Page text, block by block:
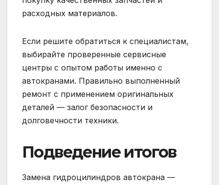
расходных материалов.
Если решите обратиться к специалистам,
выбирайте проверенные сервисные
центры с опытом работы именно с
автокранами. Правильно выполненный
ремонт с применением оригинальных
деталей — залог безопасности и
долговечности техники.
Подведение итогов
Замена гидроцилиндров автокрана —